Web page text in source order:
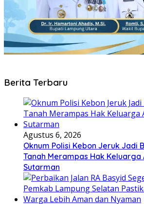
Berita Terbaru
Agustus 6, 2026
Oknum Polisi Kebon Jeruk Jadi
Tanah Merampas Hak
Sutarman